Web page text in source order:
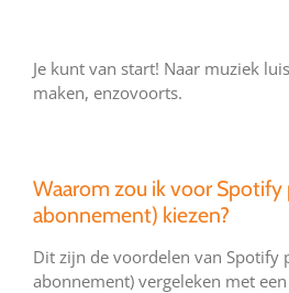
Je kunt van start! Naar muziek
maken, enzovoorts.
Waarom zou ik voor
abonnement) kiezen?
Dit zijn de voordelen van Spotify
abonnement) vergeleken met